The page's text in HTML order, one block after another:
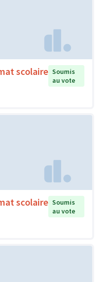
scolaire Soumis
au vote
scolaire Soumis
au vote